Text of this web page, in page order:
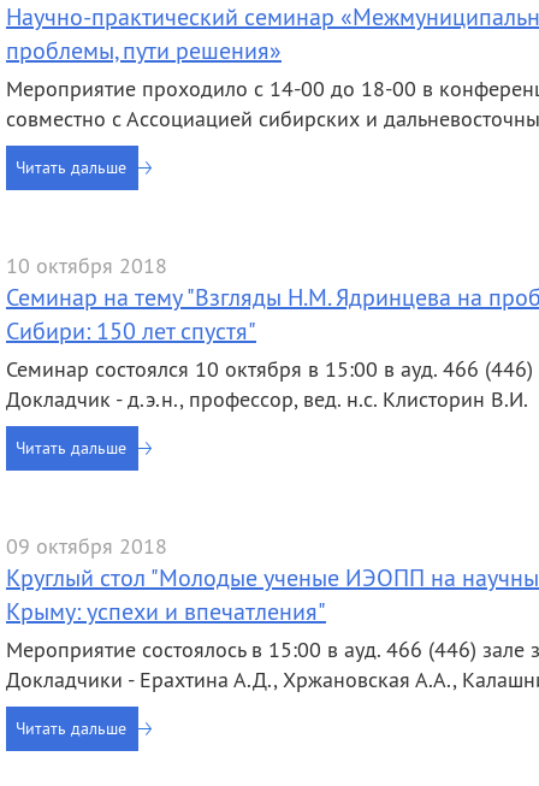
Научно-практический семинар
проблемы, пути решения»
Мероприятие проходило с 14-00 до 18-00 в
совместно с Ассоциацией сибирских и
Читать дальше
10 октября 2018
Семинар на тему "Взгляды Н.М. Ядринцева на
Сибири: 150 лет спустя"
Семинар состоялся 10 октября в 15:00 в ауд. 466 (446)
Докладчик - д.э.н., профессор, вед. н.с. Клисторин В.И.
Читать дальше
09 октября 2018
Круглый стол "Молодые ученые ИЭОПП на
Крыму: успехи и впечатления"
Мероприятие состоялось в 15:00 в ауд. 466 (446) зале
Докладчики - Ерахтина А.Д., Хржановская А.А.,
Читать дальше